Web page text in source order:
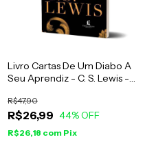
Livro Cartas De Um Diabo A
Seu Aprendiz - C. S. Lewis -
R$26,99
R$47,90
44% OFF
R$26,18 com Pix